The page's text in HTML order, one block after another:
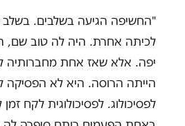
"החשיפה הגיעה בשלבים. בשלב
לכיתה אחרת. היה לה טוב שם,
יפה. אלא שאז אחת מחברותיה
הייתה הרוסה. היא לא הפסיקה
לפסיכולוג. לפסיכולוגית לקח זמן